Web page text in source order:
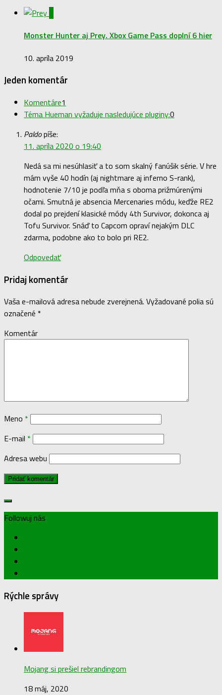
Monster Hunter aj Prey. Xbox Game Pass doplní 6 hier
10. apríla 2019
Jeden komentár
Komentáre1
Téma Hueman vyžaduje nasledujúce pluginy:0
Paldopíše:
11. apríla 2020 o 19:40
Nedá sa mi nesúhlasiť a to som skalný fanúšik série. V hre
mám vyše 40 hodín (aj nightmare aj inferno S-rank),
hodnotenie 7/10 je podľa mňa s oboma prižmúrenými
očami. Smutná je absencia Mercenaries módu, keďže RE2
dodal po prejdení klasické módy 4th Survivor, dokonca aj
Tofu Survivor. Snáď to Capcom opraví nejakým DLC
zdarma, podobne ako to bolo pri RE2.
Odpovedať
Pridaj komentár
Vaša e-mailová adresa nebude zverejnená. Vyžadované polia sú
označené *
Komentár
Meno *
E-mail *
Adresa webu
Followuj nás
Rýchle správy
Mojang si prešiel rebrandingom
18 máj, 2020